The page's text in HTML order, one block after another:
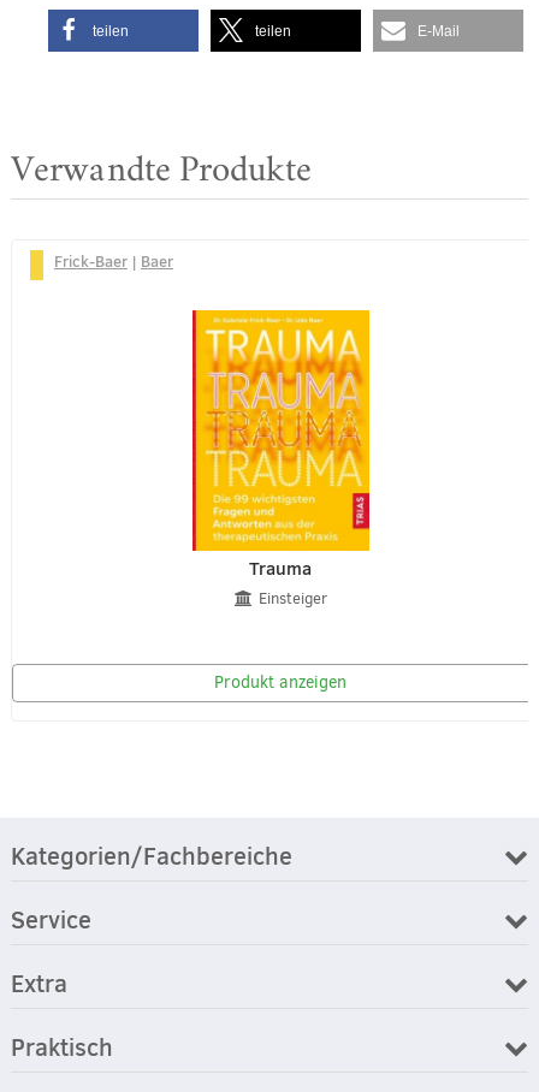
teilen teilen E-Mail
Verwandte Produkte
Frick-Baer| Baer
Trauma
Einsteiger
Produkt anzeigen
Kategorien/Fachbereiche
Service
Extra
Praktisch